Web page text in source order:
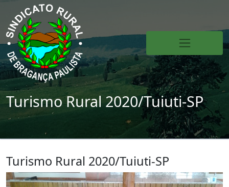
Turismo Rural 2020/Tuiuti-SP
Turismo Rural 2020/Tuiuti-SP